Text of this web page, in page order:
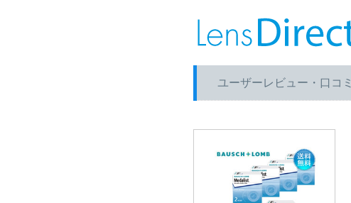
ユーザーレビュー・口コミ